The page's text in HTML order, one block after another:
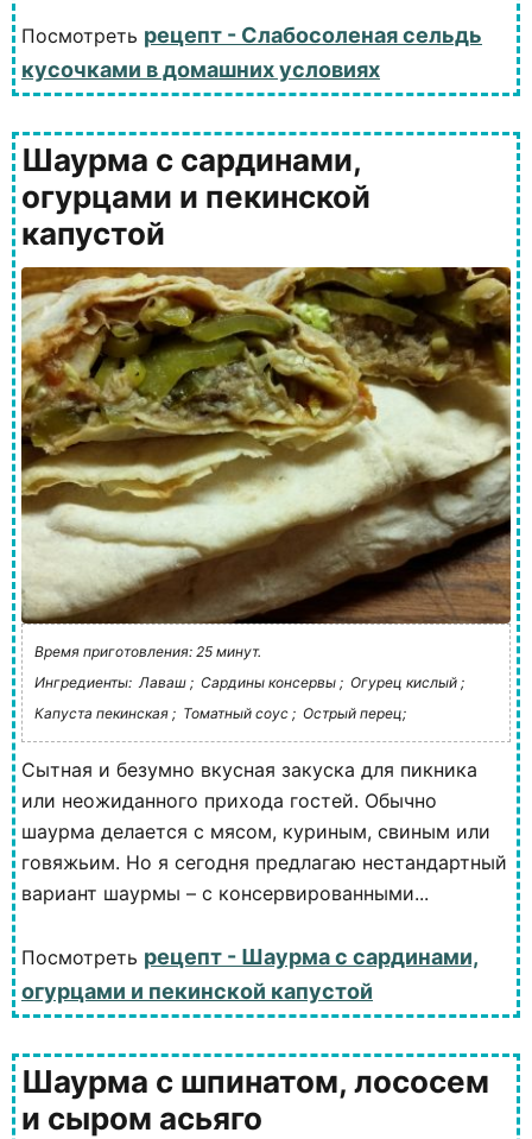
Посмотреть рецепт - Слабосоленая сельдь
кусочками в домашних условиях
Шаурма с сардинами,
огурцами и пекинской
капустой
Время приготовления: 25 минут.
Ингредиенты: Лаваш ; Сардины консервы ; Огурец кислый ;
Капуста пекинская ; Томатный соус ; Острый перец;
Сытная и безумно вкусная закуска для пикника
или неожиданного прихода гостей. Обычно
шаурма делается с мясом, куриным, свиным или
говяжьим. Но я сегодня предлагаю нестандартный
вариант шаурмы – с консервированными...
Посмотреть рецепт - Шаурма с сардинами,
огурцами и пекинской капустой
Шаурма с шпинатом, лососем
и сыром асьяго